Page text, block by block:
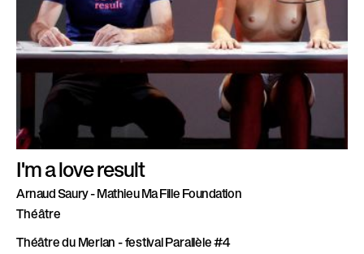
I'm a love result
Arnaud Saury - Mathieu Ma Fille Foundation
Théâtre
Théâtre du Merlan - festival Parallèle #4